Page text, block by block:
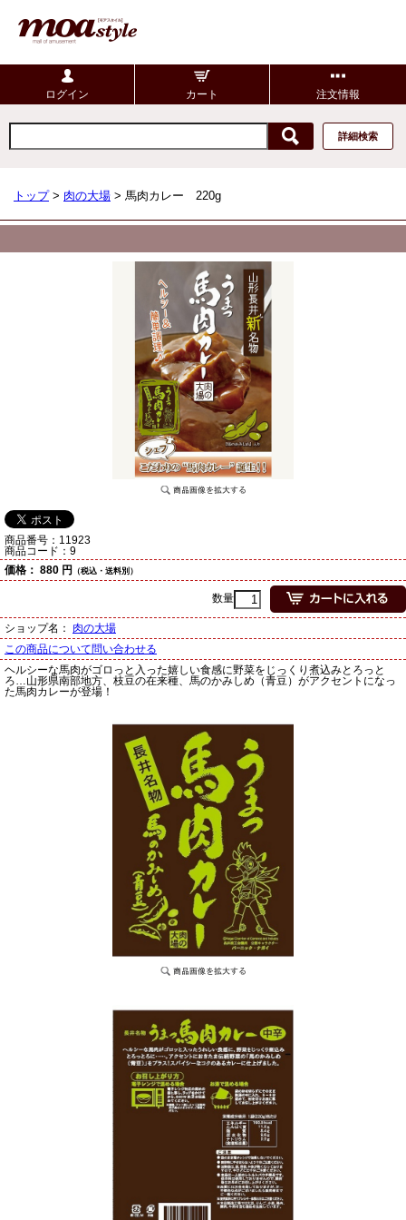
ログイン カート 注文情報
詳細検索
トップ> 肉の大場 > 馬肉カレー 220g
商品番号： 11923
商品コード： 9
価格： 880 円 （税込・送料別）
数量
ショップ名： 肉の大場
この商品について問い合わせる
ヘルシーな馬肉がゴロっと入った嬉しい食感に野菜をじっくり煮込みとろっと
ろ…山形県南部地方、枝豆の在来種、馬のかみしめ（青豆）がアクセントになっ
た馬肉カレーが登場！